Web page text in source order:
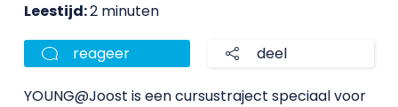
Leestijd:2 minuten
reageer deel
YOUNG@Joost is een cursustraject speciaal voor